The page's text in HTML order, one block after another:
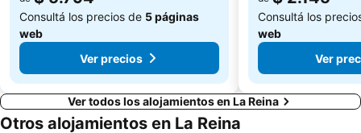
Consultá los precios de 5 páginas
web
Ver precios
Consultá los
web
Ver
Ver todos los alojamientos en La Reina
Otros alojamientos en La Reina